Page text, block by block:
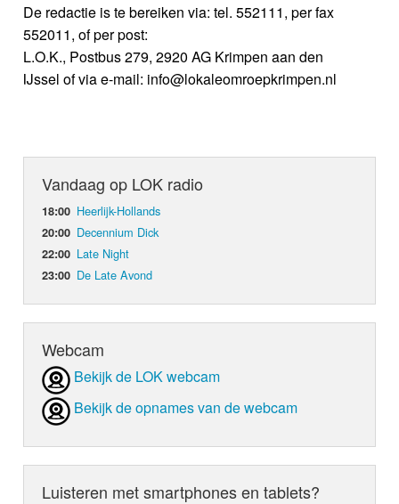
De redactie is te bereiken via: tel. 552111, per fax
552011, of per post:
L.O.K., Postbus 279, 2920 AG Krimpen aan den
IJssel of via e-mail: info@lokaleomroepkrimpen.nl
Vandaag op LOK radio
18:00 Heerlijk-Hollands
20:00 Decennium Dick
22:00 Late Night
23:00 De Late Avond
Webcam
Bekijk de LOK webcam
Bekijk de opnames van de webcam
Luisteren met smartphones en tablets?